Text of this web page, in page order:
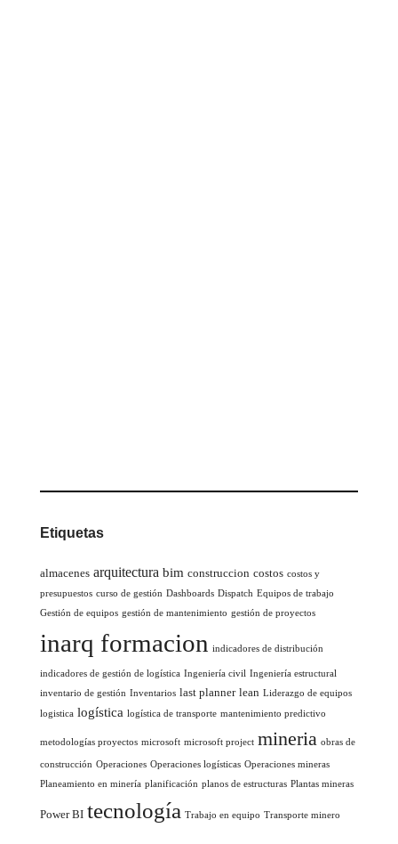
Etiquetas
almacenes arquitectura bim construccion costos costos y
presupuestos curso de gestión Dashboards Dispatch Equipos de trabajo
Gestión de equipos gestión de mantenimiento gestión de proyectos
inarq formacion indicadores de distribución
indicadores de gestión de logística Ingeniería civil Ingeniería estructural
inventario de gestión Inventarios last planner lean Liderazgo de equipos
logistica logística logística de transporte mantenimiento predictivo
metodologías proyectos microsoft microsoft project mineria obras de
construcción Operaciones Operaciones logísticas Operaciones mineras
Planeamiento en minería planificación planos de estructuras Plantas mineras
Power BI tecnología Trabajo en equipo Transporte minero